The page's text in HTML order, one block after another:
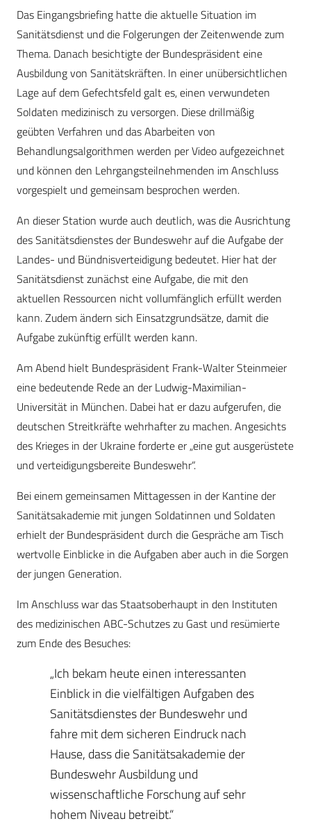
Das Eingangsbriefing hatte die aktuelle Situation im
Sanitätsdienst und die Folgerungen der Zeitenwende zum
Thema. Danach besichtigte der Bundespräsident eine
Ausbildung von Sanitätskräften. In einer unübersichtlichen
Lage auf dem Gefechtsfeld galt es, einen verwundeten
Soldaten medizinisch zu versorgen. Diese drillmäßig
geübten Verfahren und das Abarbeiten von
Behandlungsalgorithmen werden per Video aufgezeichnet
und können den Lehrgangsteilnehmenden im Anschluss
vorgespielt und gemeinsam besprochen werden.
An dieser Station wurde auch deutlich, was die Ausrichtung
des Sanitätsdienstes der Bundeswehr auf die Aufgabe der
Landes- und Bündnisverteidigung bedeutet. Hier hat der
Sanitätsdienst zunächst eine Aufgabe, die mit den
aktuellen Ressourcen nicht vollumfänglich erfüllt werden
kann. Zudem ändern sich Einsatzgrundsätze, damit die
Aufgabe zukünftig erfüllt werden kann.
Am Abend hielt Bundespräsident Frank-Walter Steinmeier
eine bedeutende Rede an der Ludwig-Maximilian-
Universität in München. Dabei hat er dazu aufgerufen, die
deutschen Streitkräfte wehrhafter zu machen. Angesichts
des Krieges in der Ukraine forderte er „eine gut ausgerüstete
und verteidigungsbereite Bundeswehr“.
Bei einem gemeinsamen Mittagessen in der Kantine der
Sanitätsakademie mit jungen Soldatinnen und Soldaten
erhielt der Bundespräsident durch die Gespräche am Tisch
wertvolle Einblicke in die Aufgaben aber auch in die Sorgen
der jungen Generation.
Im Anschluss war das Staatsoberhaupt in den Instituten
des medizinischen ABC-Schutzes zu Gast und resümierte
zum Ende des Besuches:
„Ich bekam heute einen interessanten
Einblick in die vielfältigen Aufgaben des
Sanitätsdienstes der Bundeswehr und
fahre mit dem sicheren Eindruck nach
Hause, dass die Sanitätsakademie der
Bundeswehr Ausbildung und
wissenschaftliche Forschung auf sehr
hohem Niveau betreibt.“